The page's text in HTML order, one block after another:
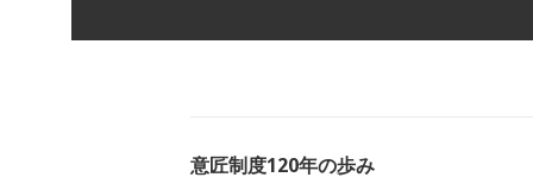
意匠制度120年の歩み